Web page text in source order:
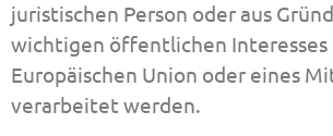
juristischen Person oder aus
wichtigen öffentlichen Interesses
Europäischen Union oder eines
verarbeitet werden.